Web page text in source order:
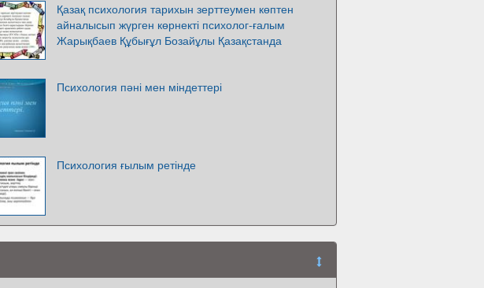
Қазақ психология тарихын зерттеумен көптен
айналысып жүрген көрнекті психолог-ғалым
Жарықбаев Құбығұл Бозайұлы Қазақстанда
Психология пәні мен міндеттері
Психология ғылым ретінде